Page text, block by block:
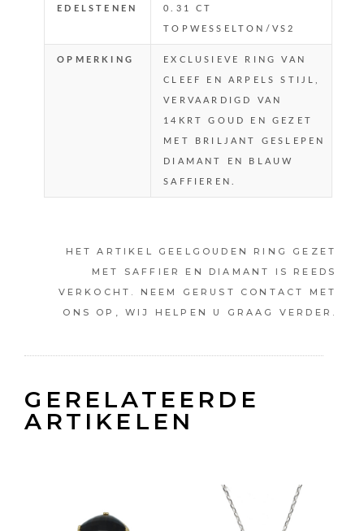
EDELSTENEN 0.31 CT
TOPWESSELTON/VS2
OPMERKING EXCLUSIEVE RING VAN
CLEEF EN ARPELS STIJL,
VERVAARDIGD VAN
14KRT GOUD EN GEZET
MET BRILJANT GESLEPEN
DIAMANT EN BLAUW
SAFFIEREN.
HET ARTIKEL GEELGOUDEN RING GEZET
MET SAFFIER EN DIAMANT IS REEDS
VERKOCHT. NEEM GERUST CONTACT MET
ONS OP, WIJ HELPEN U GRAAG VERDER.
GERELATEERDE
ARTIKELEN